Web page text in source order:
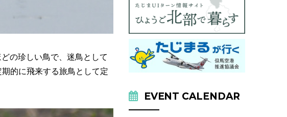
の珍しい鳥で、迷鳥として
的に飛来する旅鳥として定
EVENT CALENDAR